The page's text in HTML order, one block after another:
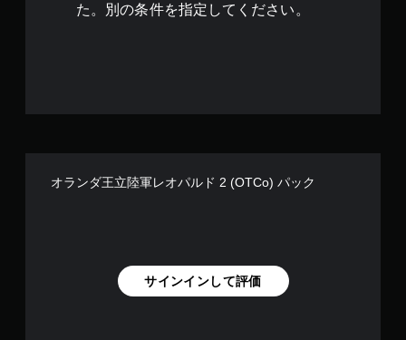
た。別の条件を指定してください。
オランダ王立陸軍レオパルド 2 (OTCo) パック
サインインして評価